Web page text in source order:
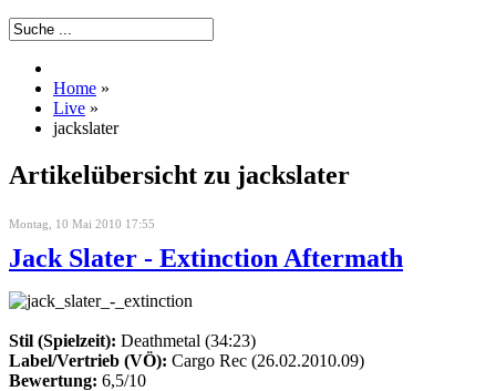
Home »
Live »
jackslater
Artikelübersicht zu jackslater
Montag, 10 Mai 2010 17:55
Jack Slater - Extinction Aftermath
Stil (Spielzeit): Deathmetal (34:23)
Label/Vertrieb (VÖ): Cargo Rec (26.02.2010.09)
Bewertung: 6,5/10